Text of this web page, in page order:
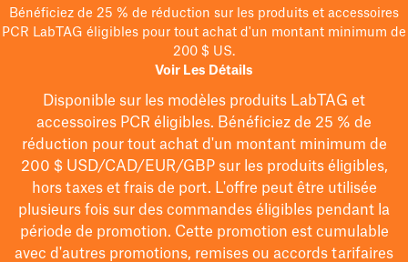
Bénéficiez de 25 % de réduction sur les produits et accessoires
PCR LabTAG éligibles pour tout achat d'un montant minimum de
200 $ US.
Voir Les Détails
Disponible sur les modèles produits LabTAG et
accessoires PCR éligibles. Bénéficiez de 25 % de
réduction pour tout achat d'un montant minimum de
200 $USD/CAD/EUR/GBPsur les produits éligibles,
hors taxes et frais de port. L'offre peut être utilisée
plusieurs fois sur des commandes éligibles pendant la
période de promotion. Cette promotion est cumulable
avec d'autres promotions, remises ou accords tarifaires